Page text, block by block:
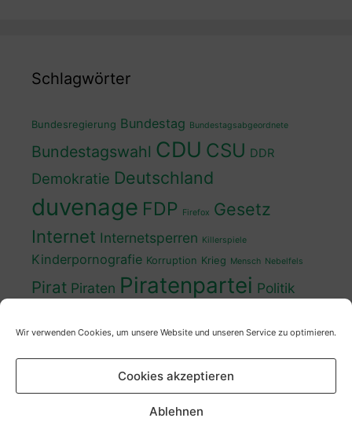
Wir verwenden Cookies, um unsere Website und unseren Service zu optimieren.
Cookies akzeptieren
Ablehnen
Schlagwörter
Bundesregierung Bundestag Bundestagsabgeordnete
Bundestagswahl CDU CSU DDR
Demokratie Deutschland
duvenage FDP Firefox Gesetz
Internet Internetsperren Killerspiele
Kinderpornografie Korruption Krieg Mensch Nebelfels
Pirat Piraten Piratenpartei Politik
Wahlkampf Wahlprogramm Wähler
Zensur Zensursula Überwachung